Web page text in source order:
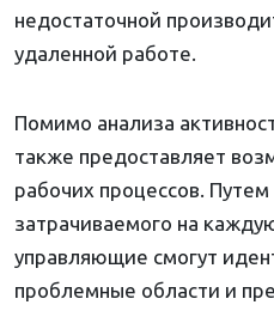
недостаточной
удаленной работе.
Помимо анализа
также предоставляет
рабочих процессов.
затрачиваемого на
управляющие смогут
проблемные области и